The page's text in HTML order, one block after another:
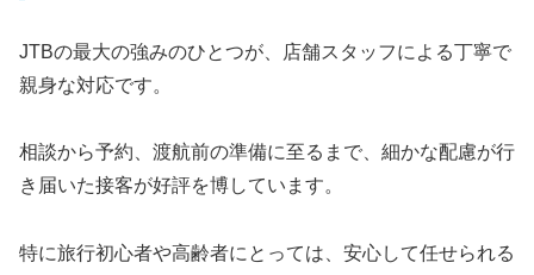
JTBの最大の強みのひとつが、店舗スタッフによる丁寧で
親身な対応です。
相談から予約、渡航前の準備に至るまで、細かな配慮が行
き届いた接客が好評を博しています。
特に旅行初心者や高齢者にとっては、安心して任せられる